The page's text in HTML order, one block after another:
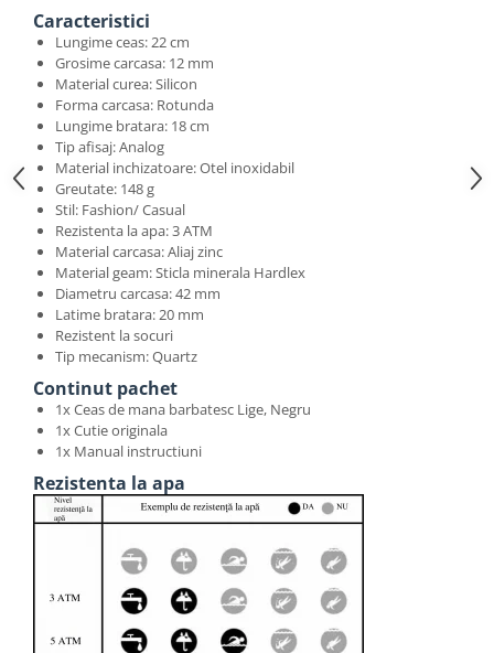
Caracteristici
Lungime ceas: 22 cm
Grosime carcasa: 12 mm
Material curea: Silicon
Forma carcasa: Rotunda
Lungime bratara: 18 cm
Tip afisaj: Analog
Material inchizatoare: Otel inoxidabil
Greutate: 148 g
Stil: Fashion/ Casual
Rezistenta la apa: 3 ATM
Material carcasa: Aliaj zinc
Material geam: Sticla minerala Hardlex
Diametru carcasa: 42 mm
Latime bratara: 20 mm
Rezistent la socuri
Tip mecanism: Quartz
Continut pachet
1x Ceas de mana barbatesc Lige, Negru
1x Cutie originala
1x Manual instructiuni
Rezistenta la apa